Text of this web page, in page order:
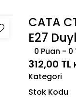
CATA
E27
0 Puan - 0
312,00 TL
Kategori
Stok Kodu